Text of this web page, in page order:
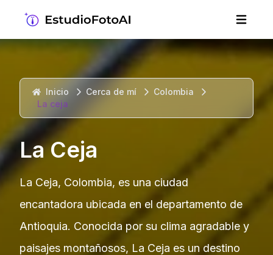
Inicio Cerca de mí
Colombia
La ceja
La Ceja
La Ceja, Colombia, es una ciudad
encantadora ubicada en el departamento de
Antioquia. Conocida por su clima agradable y
paisajes montañosos, La Ceja es un destino